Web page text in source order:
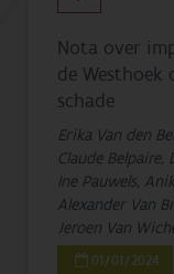
Nota over
de Westhoek
schade
Erika Van den
Claude Belpaire,
Ine Pauwels,
Alexander Van
Jeroen Van
01/01/2024